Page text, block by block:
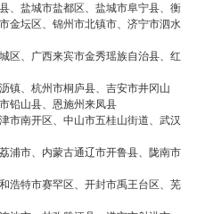
、盐城市盐都区、盐城市阜宁县、衡
金坛区、锦州市北镇市、济宁市泗水
区、广西来宾市金秀瑶族自治县、红
镇、杭州市桐庐县、吉安市井冈山
铅山县、恩施州来凤县
市南开区、中山市五桂山街道、武汉
浦市、内蒙古通辽市开鲁县、陇南市
浩特市赛罕区、开封市禹王台区、芜